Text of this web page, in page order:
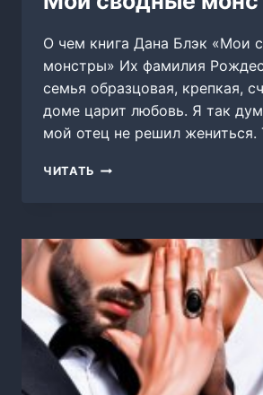
О чем книга Дана Блэк «Мои
монстры» Их фамилия
семья образцовая, крепкая,
доме царит любовь. Я так
мой отец не решил жениться.
ЧИТАТЬ МОИ